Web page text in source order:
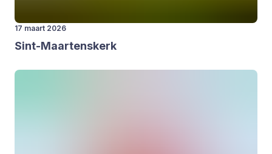
17 maart 2026
Sint-Maar­tens­kerk